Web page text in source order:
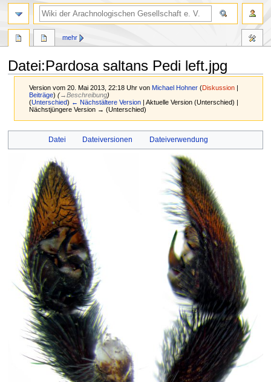
Datei:Pardosa saltans Pedi left.jpg
Version vom 20. Mai 2013, 22:18 Uhr vonMichael Hohner (Diskussion |
Beiträge) (→Beschreibung)
(Unterschied) ← Nächstältere Version | Aktuelle Version (Unterschied) |
Nächstjüngere Version → (Unterschied)
Navigation
Suche
Datei Dateiversionen Dateiverwendung
mehr